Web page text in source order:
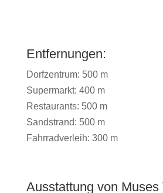
Entfernungen:
Dorfzentrum: 500 m
Supermarkt: 400 m
Restaurants: 500 m
Sandstrand: 500 m
Fahrradverleih: 300 m
Ausstattung von Muses